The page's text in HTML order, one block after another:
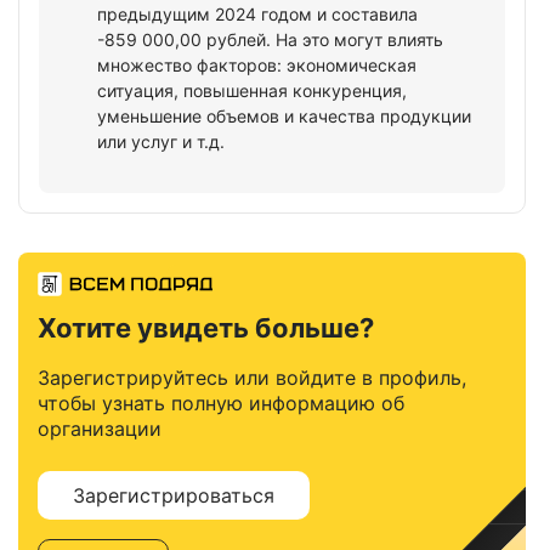
предыдущим 2024 годом и составила
-859 000,00 рублей. На это могут влиять
множество факторов: экономическая
ситуация, повышенная конкуренция,
уменьшение объемов и качества продукции
или услуг и т.д.
Хотите увидеть больше?
Зарегистрируйтесь или войдите в профиль,
чтобы узнать полную информацию об
организации
Зарегистрироваться